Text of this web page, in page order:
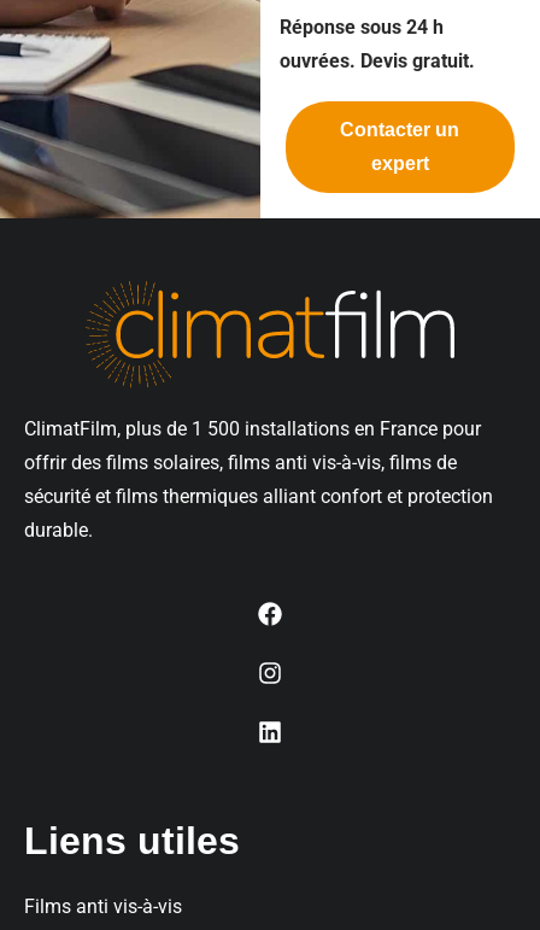
Réponse sous 24 h
ouvrées. Devis gratuit.
Contacter un
expert
ClimatFilm, plus de 1 500 installations en France pour
offrir des films solaires, films anti vis-à-vis, films de
sécurité et films thermiques alliant confort et protection
durable.
Liens utiles
Films anti vis-à-vis